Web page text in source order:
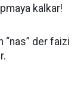
kalkar!
“nas” der faizi